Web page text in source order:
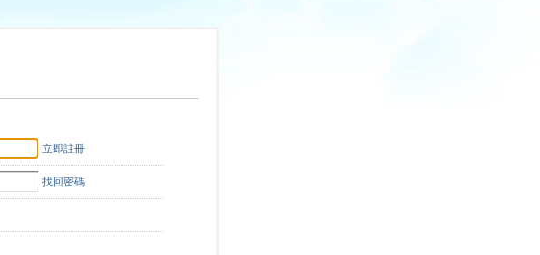
立即註冊
找回密碼